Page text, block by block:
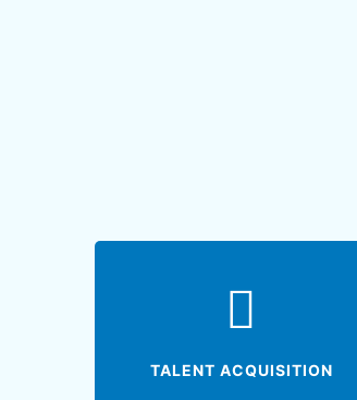
TALENT ACQUISITION